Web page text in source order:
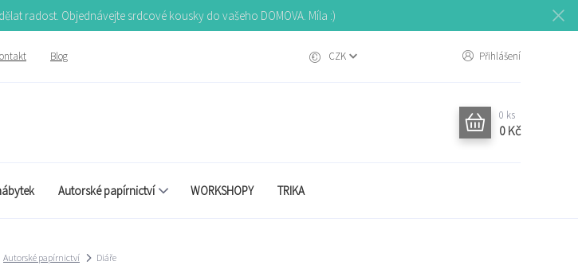
radost. Objednávejte srdcové kousky do vašeho DOMOVA. Míla :)
Blog CZK Přihlášení
0 ks
0 Kč
Autorské papírnictví WORKSHOPY TRIKA
Autorské papírnictví Diáře